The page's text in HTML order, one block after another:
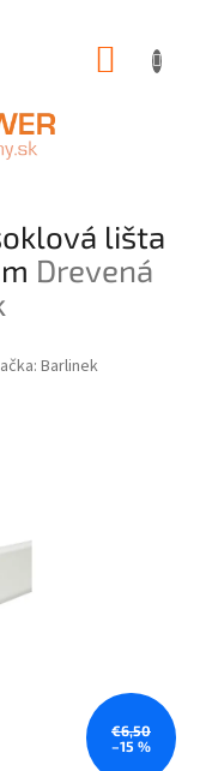
lišta
Drevená
Barlinek
€6,50
–15 %